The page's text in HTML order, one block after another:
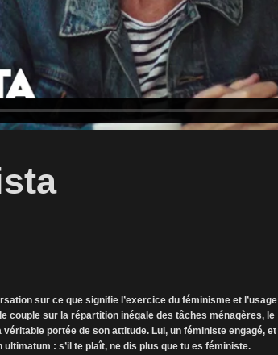
sur ce que signifie l’exercice du féminisme et l’usage
couple sur la répartition inégale des tâches ménagères, le
portée de son attitude. Lui, un féministe engagé, et
: s’il te plaît, ne dis plus que tu es féministe.